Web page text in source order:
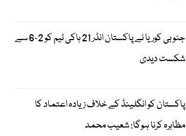
جنوبی کوریا نے پاکستان انڈر 21 ہاکی ٹیم کو 2-6 سے
شکست دیدی
پاکستان کو انگلینڈ کے خلاف زیادہ اعتماد کا
مظاہرہ کرنا ہوگا: شعیب محمد